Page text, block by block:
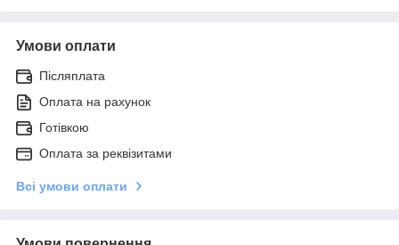
Умови оплати
Післяплата
Оплата на рахунок
Готівкою
Оплата за реквізитами
Всі умови оплати